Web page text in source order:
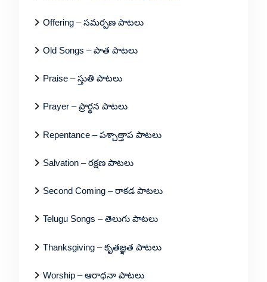
Offering – సమర్పణ పాటలు
Old Songs – పాత పాటలు
Praise – స్తుతి పాటలు
Prayer – ప్రార్థన పాటలు
Repentance – పశ్చాత్తాప పాటలు
Salvation – రక్షణ పాటలు
Second Coming – రాకడ పాటలు
Telugu Songs – తెలుగు పాటలు
Thanksgiving – కృతజ్ఞత పాటలు
Worship – ఆరాధనా పాటలు